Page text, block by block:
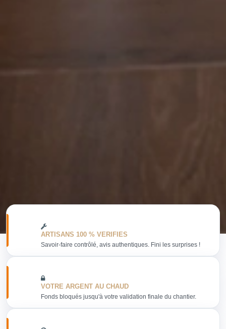
ARTISANS 100 % VERIFIES
Savoir-faire contrôlé, avis authentiques. Fini les surprises !
VOTRE ARGENT AU CHAUD
Fonds bloqués jusqu'à votre validation finale du chantier.